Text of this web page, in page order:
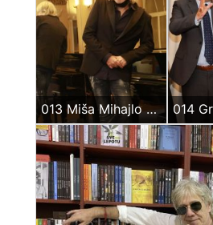
013 Miša Mihajlo Kravcev 014